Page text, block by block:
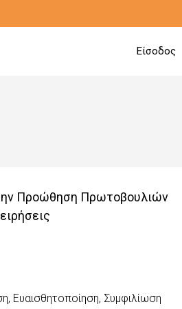
Είσοδος
την Προώθηση Πρωτοβουλιών
Ευαισθητοποίηση, Συμφιλίωση